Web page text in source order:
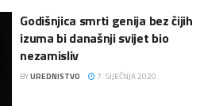
Godišnjica smrti genija bez čijih
izuma bi današnji svijet bio
nezamisliv
BYUREDNISTVO 7. SIJEČNJA 2020.